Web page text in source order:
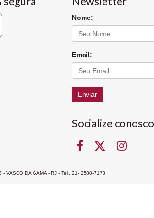
Nome:
Email:
Enviar
Socialize conosco
VASCO DA GAMA - RJ - Tel:. 21- 2580-7178